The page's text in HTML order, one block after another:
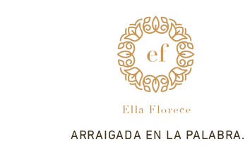
ARRAIGADA EN LA PALABRA.